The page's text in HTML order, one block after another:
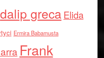
dalip grecaElida
Ermira Babamusta
Frank